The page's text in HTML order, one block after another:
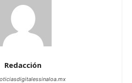
Redacción